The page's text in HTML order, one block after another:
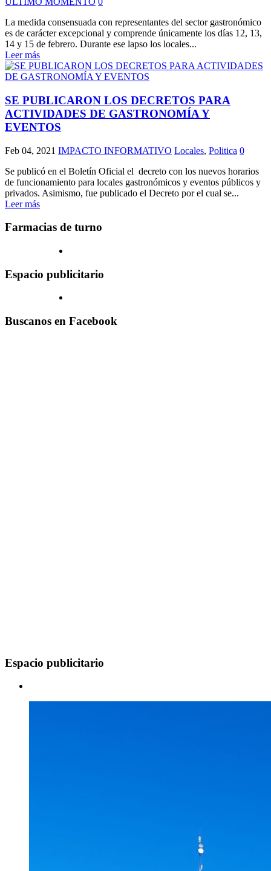
La medida consensuada con representantes del sector gastronómico
es de carácter excepcional y comprende únicamente los días 12, 13,
14 y 15 de febrero. Durante ese lapso los locales...
Leer más
SE PUBLICARON LOS DECRETOS PARA
ACTIVIDADES DE GASTRONOMÍA Y
EVENTOS
Feb 04, 2021 IMPACTO INFORMATIVO Locales, Politica 0
Se publicó en el Boletín Oficial el decreto con los nuevos horarios
de funcionamiento para locales gastronómicos y eventos públicos y
privados. Asimismo, fue publicado el Decreto por el cual se...
Leer más
Farmacias de turno
Espacio publicitario
Buscanos en Facebook
Espacio publicitario